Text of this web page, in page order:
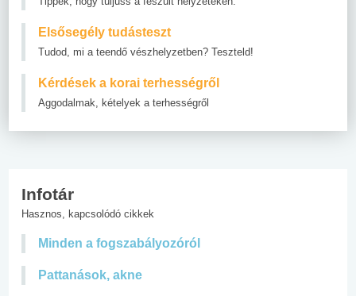
Elsősegély tudásteszt
Tudod, mi a teendő vészhelyzetben? Teszteld!
Kérdések a korai terhességről
Aggodalmak, kételyek a terhességről
Infotár
Hasznos, kapcsolódó cikkek
Minden a fogszabályozóról
Pattanások, akne